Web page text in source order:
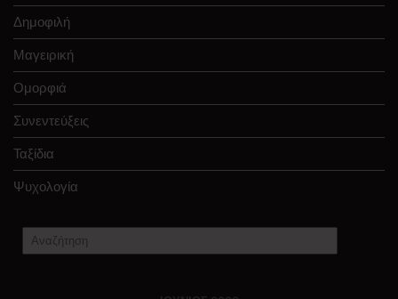
Δημοφιλή
Μαγειρική
Ομορφιά
Συνεντεύξεις
Ταξίδια
Ψυχολογία